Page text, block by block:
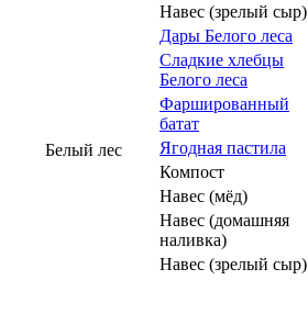
Навес (зрелый сыр)
Белый лес
Дары Белого леса
Сладкие хлебцы
Белого леса
Фаршированный
батат
Ягодная пастила
Компост
Навес (мёд)
Навес (домашняя
наливка)
Навес (зрелый сыр)